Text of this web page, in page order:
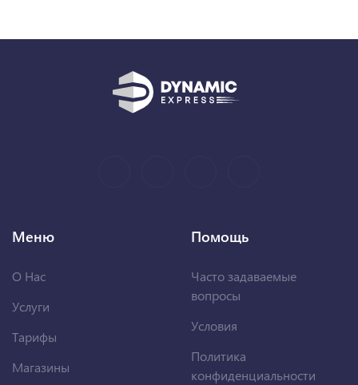
Меню
О Нас
Услуги
Тарифы
Магазины
Помощь
Часто задаваемые
вопросы
Условия
Политика
конфиденциальности